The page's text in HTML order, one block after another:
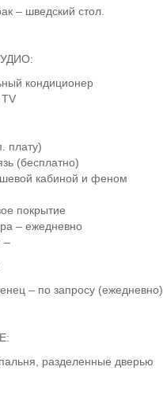
– шведский стол.
кондиционер
TV
плату)
(бесплатно)
кабиной и феном
покрытие
– ежедневно
–
– по запросу (ежедневно)
разделенные дверью